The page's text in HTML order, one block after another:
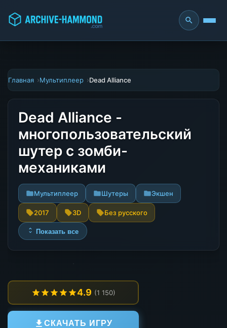
Главная Мультиплеер Dead Alliance
Dead Alliance -
многопользовательский
шутер с зомби-
механиками
Мультиплеер Шутеры Экшен
2017 3D Без русского
Показать все
4.9 (1 150)
СКАЧАТЬ ИГРУ